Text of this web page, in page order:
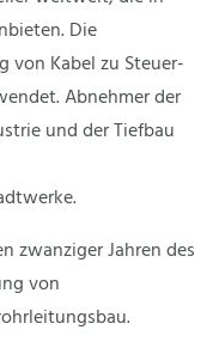
Die
von Kabel zu Steuer-
Abnehmer der
und der Tiefbau
zwanziger Jahren des
von